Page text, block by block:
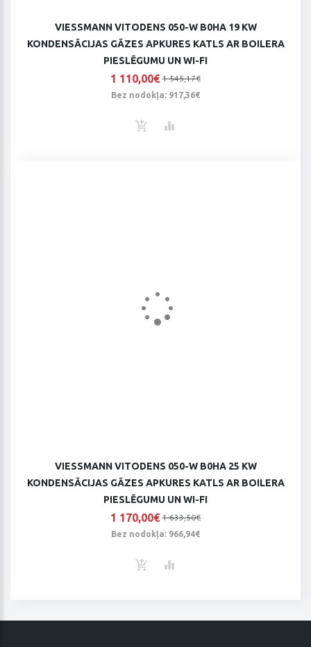
VIESSMANN VITODENS 050-W B0HA 19 KW
KONDENSĀCIJAS GĀZES APKURES KATLS AR BOILERA
PIESLĒGUMU UN WI-FI
1 110,00€ 1 545,17€
Bez nodokļa: 917,36€
VIESSMANN VITODENS 050-W B0HA 25 KW
KONDENSĀCIJAS GĀZES APKURES KATLS AR BOILERA
PIESLĒGUMU UN WI-FI
1 170,00€ 1 633,50€
Bez nodokļa: 966,94€